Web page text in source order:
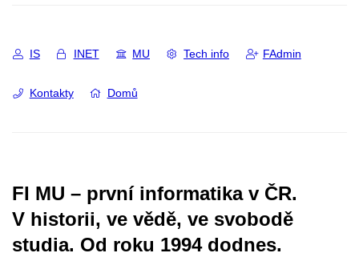
IS INET MU Tech info FAdmin
Kontakty Domů
FI MU – první informatika v ČR.
V historii, ve vědě, ve svobodě
studia. Od roku 1994 dodnes.